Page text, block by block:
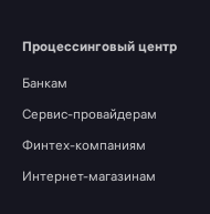
Процессинговый центр
Банкам
Сервис-провайдерам
Финтех-компаниям
Интернет-магазинам